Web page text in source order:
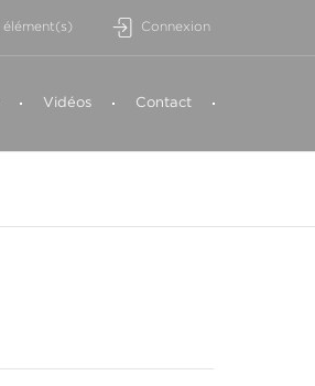
élément(s) Connexion
Vidéos Contact